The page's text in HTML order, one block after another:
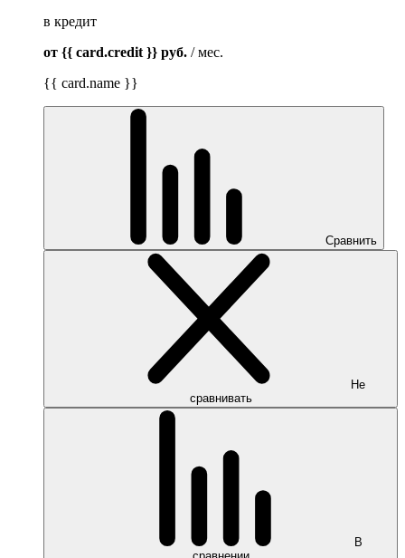
в кредит
от {{ card.credit }} руб. / мес.
{{ card.name }}
Сравнить
Не
сравнивать
В